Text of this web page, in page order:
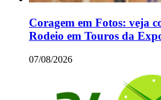
Coragem em Fotos: veja
Rodeio em Touros da
07/08/2026